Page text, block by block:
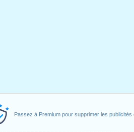
Passez à Premium pour supprimer les publicités